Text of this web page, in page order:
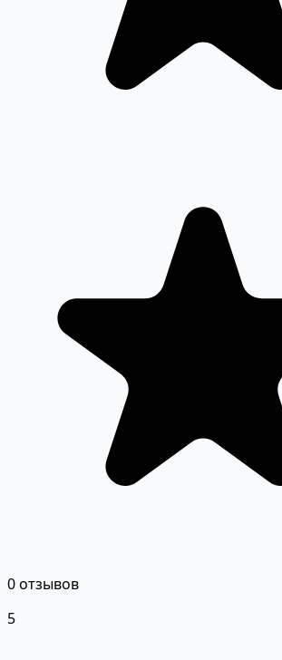
0 отзывов
5